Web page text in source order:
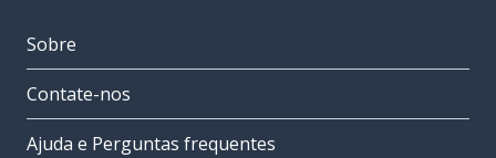
Sobre
Contate-nos
Ajuda e Perguntas frequentes